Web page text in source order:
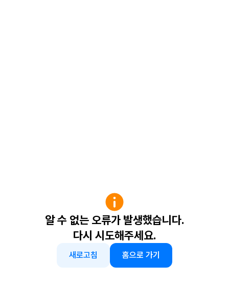
알 수 없는 오류가 발생했습니다.
다시 시도해주세요.
새로고침 홈으로 가기